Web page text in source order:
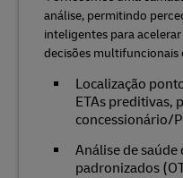
análise, permitindo
inteligentes para
decisões multifuncionais
Localização
ETAs preditivas,
concessionário/
Análise de saúde
padronizados